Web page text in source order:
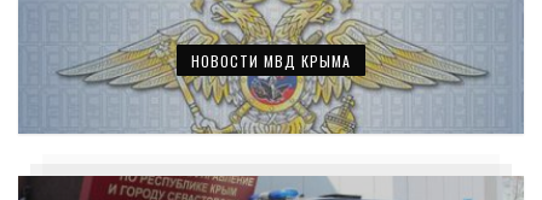
НОВОСТИ МВД КРЫМА